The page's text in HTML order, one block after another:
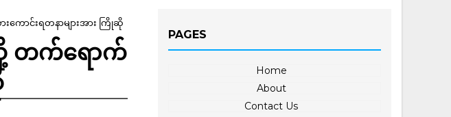
ာင်းရတနာများအား ကြိုဆို
တက်ရောက်
PAGES
Home
About
Contact Us